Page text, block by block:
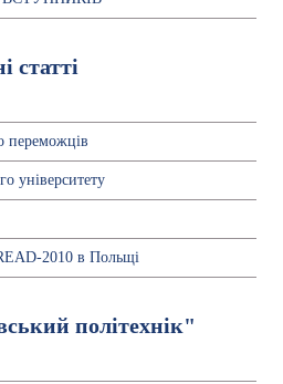
статті
переможців
університету
2010 в Польщі
політехнік"